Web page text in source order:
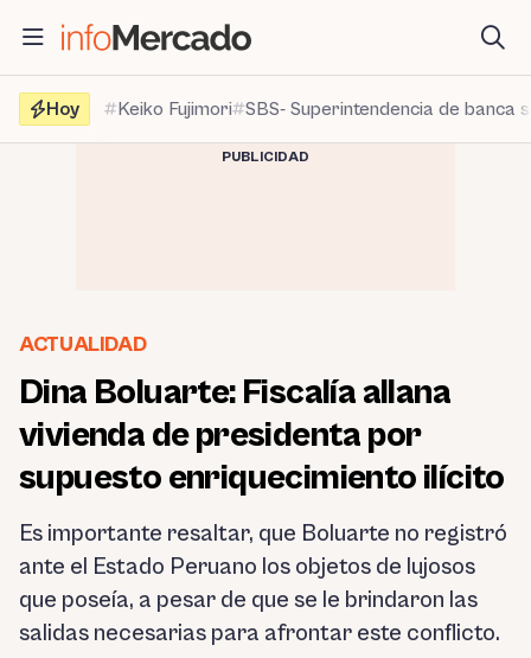
contenido
Hoy
Keiko Fujimori SBS- Superintendencia de banca
PUBLICIDAD
ACTUALIDAD
Dina Boluarte: Fiscalía allana
vivienda de presidenta por
supuesto enriquecimiento ilícito
Es importante resaltar, que Boluarte no registró
ante el Estado Peruano los objetos de lujosos
que poseía, a pesar de que se le brindaron las
salidas necesarias para afrontar este conflicto.